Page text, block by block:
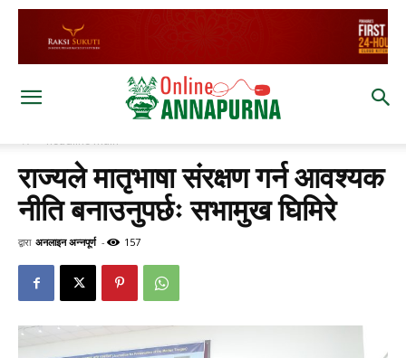
घर headline main
राज्यले मातृभाषा संरक्षण गर्न आवश्यक
नीति बनाउनुपर्छः सभामुख घिमिरे
द्वारा अनलाइन अन्नपूर्ण - 157